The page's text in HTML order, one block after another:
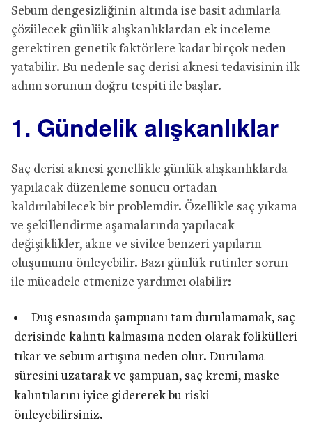
Sebum dengesizliğinin altında ise basit adımlarla
çözülecek günlük alışkanlıklardan ek inceleme
gerektiren genetik faktörlere kadar birçok neden
yatabilir. Bu nedenle saç derisi aknesi tedavisinin ilk
adımı sorunun doğru tespiti ile başlar.
1. Gündelik alışkanlıklar
Saç derisi aknesi genellikle günlük alışkanlıklarda
yapılacak düzenleme sonucu ortadan
kaldırılabilecek bir problemdir. Özellikle saç yıkama
ve şekillendirme aşamalarında yapılacak
değişiklikler, akne ve sivilce benzeri yapıların
oluşumunu önleyebilir. Bazı günlük rutinler sorun
ile mücadele etmenize yardımcı olabilir:
Duş esnasında şampuanı tam durulamamak, saç
derisinde kalıntı kalmasına neden olarak folikülleri
tıkar ve sebum artışına neden olur. Durulama
süresini uzatarak ve şampuan, saç kremi, maske
kalıntılarını iyice gidererek bu riski
önleyebilirsiniz.